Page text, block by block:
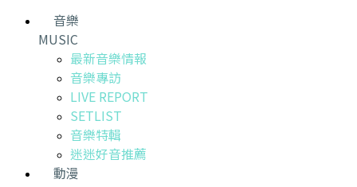
音樂
MUSIC
最新音樂情報
音樂專訪
LIVE REPORT
SETLIST
音樂特輯
迷迷好音推薦
動漫